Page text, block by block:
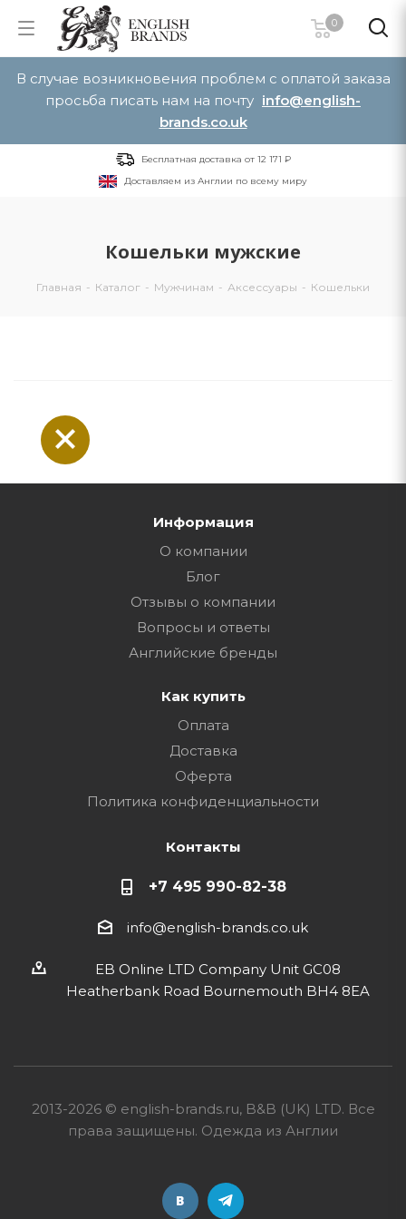
0
В случае возникновения проблем с оплатой заказа
просьба писать нам на почту info@english-
brands.co.uk
Бесплатная доставка от 12 171 ₽
Доставляем из Англии по всему миру
Кошельки мужские
Главная - Каталог - Мужчинам - Аксессуары - Кошельки
Информация
О компании
Блог
Отзывы о компании
Вопросы и ответы
Английские бренды
Как купить
Оплата
Доставка
Оферта
Политика конфиденциальности
Контакты
+7 495 990-82-38
info@english-brands.co.uk
EB Online LTD Company Unit GC08
Heatherbank Road Bournemouth BH4 8EA
2013-2026 © english-brands.ru, B&B (UK) LTD. Все
права защищены. Одежда из Англии